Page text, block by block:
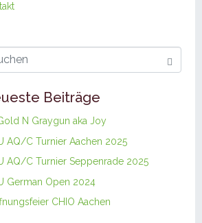
Beiträge
N Graygun aka Joy
AQ/C Turnier Aachen 2025
AQ/C Turnier Seppenrade 2025
German Open 2024
CHIO Aachen